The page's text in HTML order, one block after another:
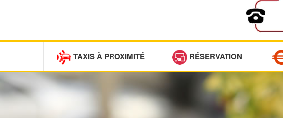
TAXIS À PROXIMITÉ RÉSERVATION